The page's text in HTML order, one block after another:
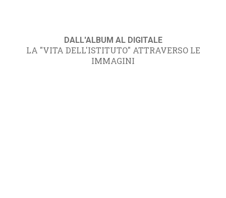
DALL'ALBUM AL DIGITALE
LA "VITA DELL'ISTITUTO" ATTRAVERSO LE
IMMAGINI